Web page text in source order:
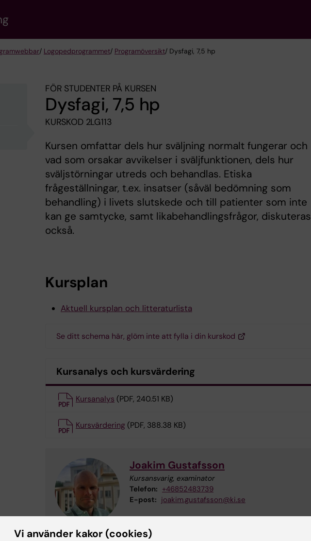
/ Logopedprogrammet/ Programöversikt/ Dysfagi, 7,5 hp
FÖR STUDENTER PÅ KURSEN
Dysfagi, 7,5 hp
KURSKOD 2LG113
Kursen omfattar dels hur sväljning normalt fungerar och
vad som orsakar avvikelser i sväljfunktionen, dels hur
sväljstörningar utreds och behandlas. Etiska
frågeställningar, t.ex. insatser (såväl bedömning som
behandling) i livets slutskede och till patienter som inte
kan ge samtycke, samt likabehandlingsfrågor, diskuteras
också.
Kursplan
Aktuell kursplan och litteraturlista
Se ditt schema här, glöm inte att fylla i din kurskod
Kursanalys och kursvärdering
Kursanalys (PDF, 240.51 KB)
Kursvärdering (PDF, 388.38 KB)
Joakim Gustafsson
Kursansvarig, examinator
Telefon: +46852483739
E-post: joakim.gustafsson@ki.se
Vi använder kakor (cookies)